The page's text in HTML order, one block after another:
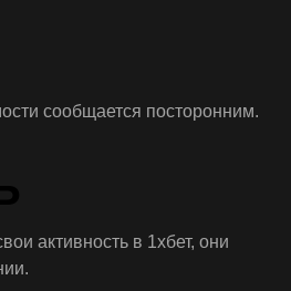
сообщается посторонним.
активность в 1хбет, они